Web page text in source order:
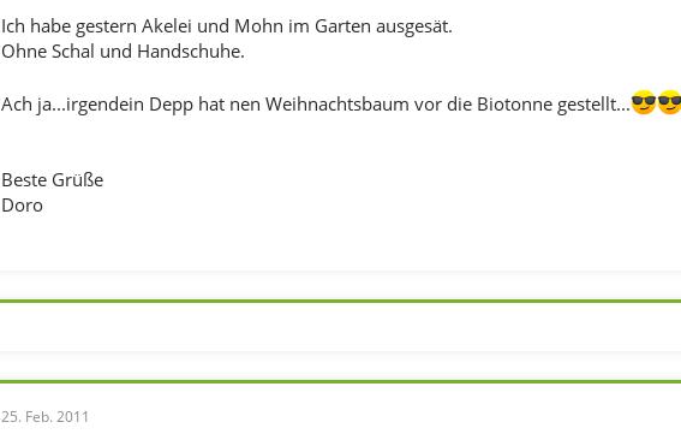
Ich habe gestern Akelei und Mohn im Garten ausgesät.
Ohne Schal und Handschuhe.
Ach ja...irgendein Depp hat nen Weihnachtsbaum vor die Biotonne gestellt...
Beste Grüße
Doro
25. Feb. 2011